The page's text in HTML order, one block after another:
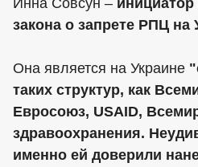
закона о запрете РПЦ на
Она является на Украине
таких структур, как
Евросоюз, USAID,
здравоохранения.
именно ей доверили